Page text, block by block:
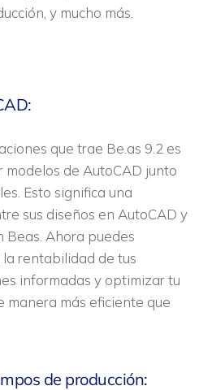
y mucho más.
que trae Be.as 9.2 es
de AutoCAD junto
Esto significa una
sus diseños en AutoCAD y
Beas. Ahora puedes
rentabilidad de tus
informadas y optimizar tu
manera más eficiente que
de producción: